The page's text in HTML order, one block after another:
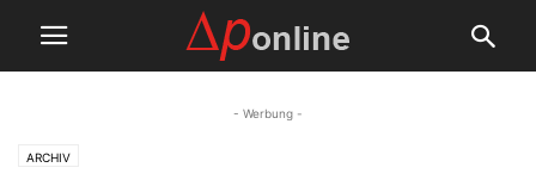
- Werbung -
ARCHIV